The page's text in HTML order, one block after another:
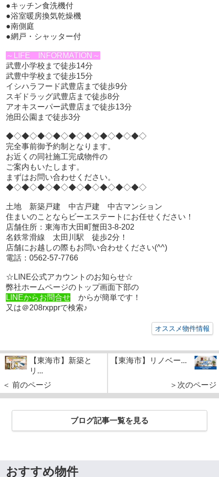
●キッチン食洗機付
●浴室暖房換気乾燥機
●南側庭
●網戸・シャッター付
～LIFE INFORMATION～
武豊小学校まで徒歩14分
武豊中学校まで徒歩15分
イシハラフード武豊店まで徒歩9分
スギドラッグ武豊店まで徒歩8分
アオキスーパー武豊店まで徒歩13分
池田公園まで徒歩3分
◆◇◆◇◆◇◆◇◆◇◆◇◆◇◆◇◆◇
完全事前御予約制となります。
お近くの同社施工完成物件の
ご案内もいたします。
まずはお問い合わせください。
◆◇◆◇◆◇◆◇◆◇◆◇◆◇◆◇◆◇
土地 新築戸建 中古戸建 中古マンション
住まいのことならビーエステートにお任せください！
店舗住所：東海市大田町蟹田3-8-202
名鉄常滑線 太田川駅 徒歩2分！
店舗にお越しの際もお問い合わせください(^^)
電話：0562-57-7766
☆LINE公式アカウントのお知らせ☆
弊社ホームページのトップ画面下部の
LINEからお問合せからが簡単です！
又は＠208rxpprで検索♪
オススメ物件情報
【東海市】新築と
リ...
＜ 前のページ
【東海市】リノベー...
＞次のページ
ブログ記事一覧を見る
おすすめ物件